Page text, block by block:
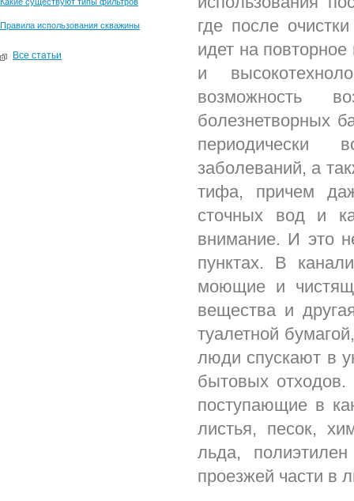
Правила использования скважины
Все статьи
где после
идет на
и
возможность
болезнетворных
периодически
заболеваний, а
тифа, причем
сточных вод и
внимание. И это
пунктах. В
моющие и
вещества и
туалетной
люди спускают в
бытовых отходов.
поступающие в
листья, песок,
льда,
проезжей части в